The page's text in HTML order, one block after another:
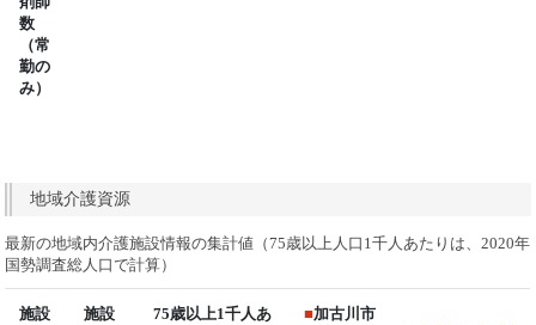
数
（常
勤の
み）
地域介護資源
最新の地域内介護施設情報の集計値（75歳以上人口1千人あたりは、2020年
国勢調査総人口で計算）
施設
施設
75歳以上1千人あ
■加古川市